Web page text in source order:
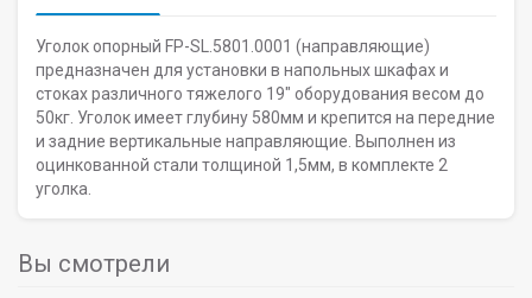
Уголок опорный FP-SL.5801.0001 (направляющие)
предназначен для установки в напольных шкафах и
стоках различного тяжелого 19" оборудования весом до
50кг. Уголок имеет глубину 580мм и крепится на передние
и задние вертикальные направляющие. Выполнен из
оцинкованной стали толщиной 1,5мм, в комплекте 2
уголка.
Вы смотрели